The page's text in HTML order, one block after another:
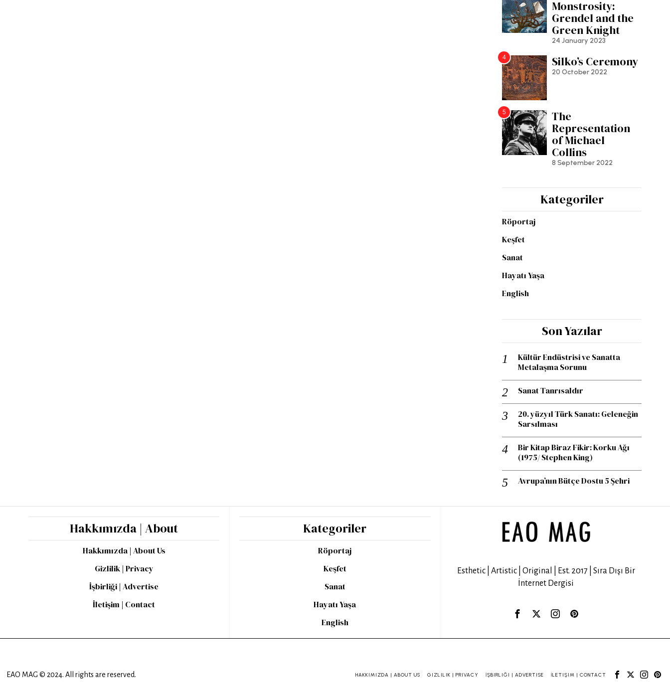
Monstrosity:
Grendel and the
Green Knight
24 January 2023
4 Silko’s Ceremony
20 October 2022
5
The
Representation
of Michael
Collins
8 September 2022
Kategoriler
Röportaj
Keşfet
Sanat
Hayatı Yaşa
English
Son Yazılar
Kültür Endüstrisi ve Sanatta
Metalaşma Sorunu
Sanat Tanrısaldır
20. yüzyıl Türk Sanatı: Geleneğin
Sarsılması
Bir Kitap Biraz Fikir: Korku Ağı
(1975/ Stephen King)
Avrupa’nın Bütçe Dostu 5 Şehri
Hakkımızda | About
Hakkımızda | About Us
Gizlilik | Privacy
İşbirliği | Advertise
İletişim | Contact
Kategoriler
Röportaj
Keşfet
Sanat
Hayatı Yaşa
English
Esthetic | Artistic | Original | Est. 2017 | Sıra Dışı Bir
İnternet Dergisi
EAO MAG © 2024. All rights are reserved. HAKKIMIZDA | ABOUT US GIZLILIK | PRIVACY İŞBIRLIĞI | ADVERTISE İLETIŞIM | CONTACT